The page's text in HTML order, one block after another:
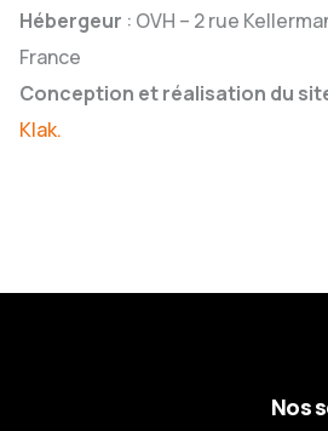
Hébergeur : OVH – 2 rue
France
Conception et réalisation du
Klak.
Nos